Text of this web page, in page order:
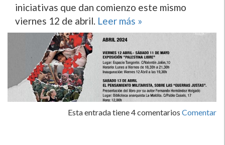
iniciativas que dan comienzo este mismo
viernes 12 de abril. Leer más »
Esta entrada tiene 4 comentarios Comentar